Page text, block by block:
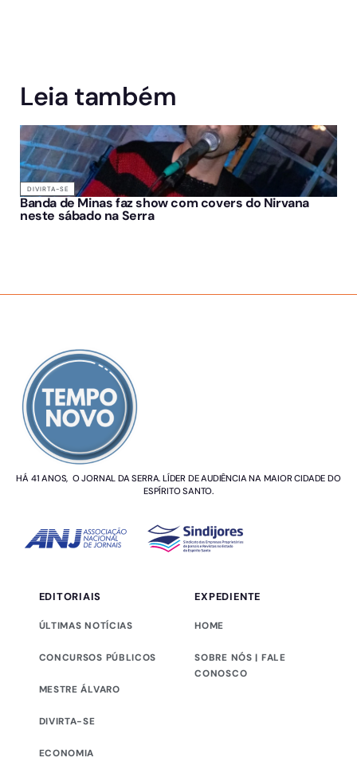
Leia também
DIVIRTA-SE
Banda de Minas faz show com covers do Nirvana
neste sábado na Serra
HÁ 41 ANOS, O JORNAL DA SERRA. LÍDER DE AUDIÊNCIA NA MAIOR CIDADE DO
ESPÍRITO SANTO.
EDITORIAIS
ÚLTIMAS NOTÍCIAS
CONCURSOS PÚBLICOS
MESTRE ÁLVARO
DIVIRTA-SE
ECONOMIA
EXPEDIENTE
HOME
SOBRE NÓS | FALE
CONOSCO